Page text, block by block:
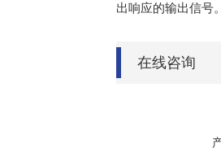
出响应的输出信号
在线咨询